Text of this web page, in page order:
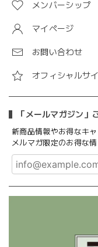
メンバーシップ
マイページ
お問い合わせ
オフィシャルサ
「メールマガジン」
新商品情報やお得なキ
メルマガ限定のお得な情